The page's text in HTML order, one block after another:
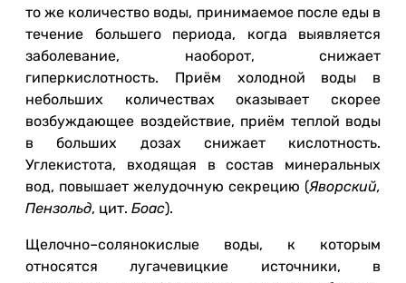
то же количество воды, принимаемое после еды в
течение большего периода, когда выявляется
заболевание, наоборот, снижает
гиперкислотность. Приём холодной воды в
небольших количествах оказывает скорее
возбуждающее воздействие, приём теплой воды
в больших дозах снижает кислотность.
Углекистота, входящая в состав минеральных
вод, повышает желудочную секрецию (Яворский,
Пензольд, цит. Боас).
Щелочно–солянокислые воды, к которым
относятся лугачевицкие источники, в